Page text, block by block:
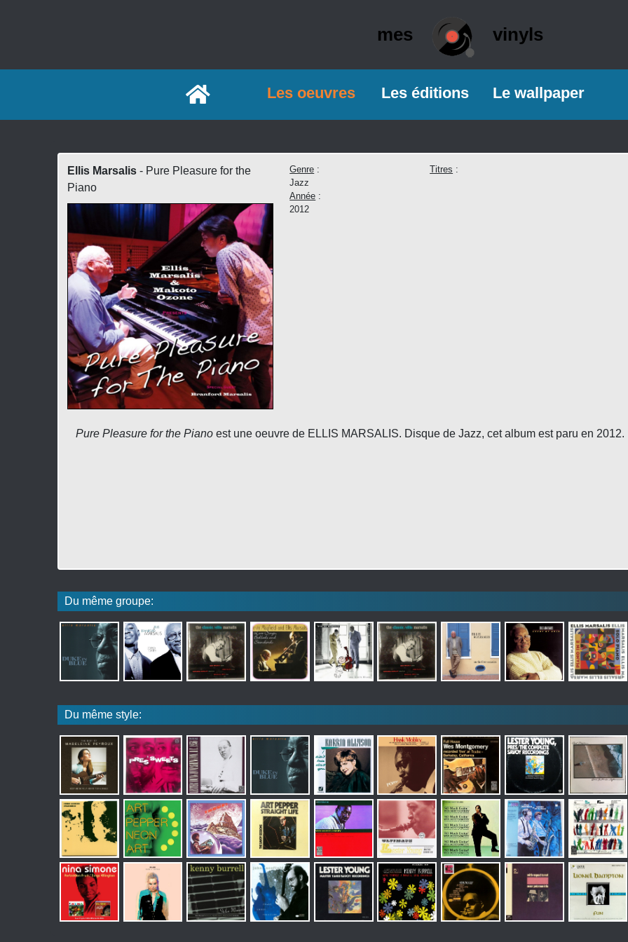
mes vinyls
AccueilLes oeuvres Les éditions Le wallpaper
Ellis Marsalis- Pure Pleasure for the
Piano
Genre :
Jazz
Année :
2012
Titres :
Pure Pleasure for the Pianoest une oeuvre de ELLIS MARSALIS. Disque de Jazz, cet album est paru en 2012.
Du même groupe:
Du même style: